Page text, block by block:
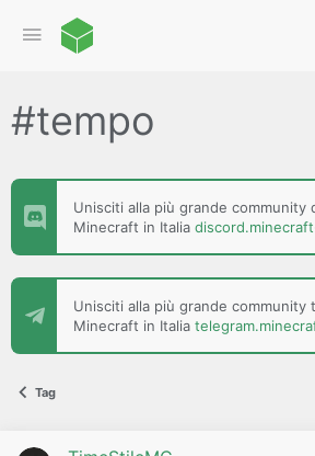
#tempo
Unisciti alla più grande community
Minecraft in Italia
Unisciti alla più grande community
Minecraft in Italia
Tag